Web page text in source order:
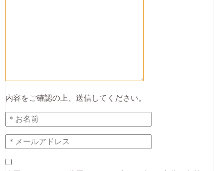
内容をご確認の上、送信してください。